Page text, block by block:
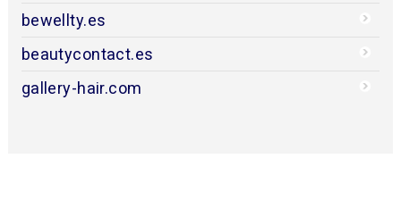
bewellty.es
beautycontact.es
gallery-hair.com